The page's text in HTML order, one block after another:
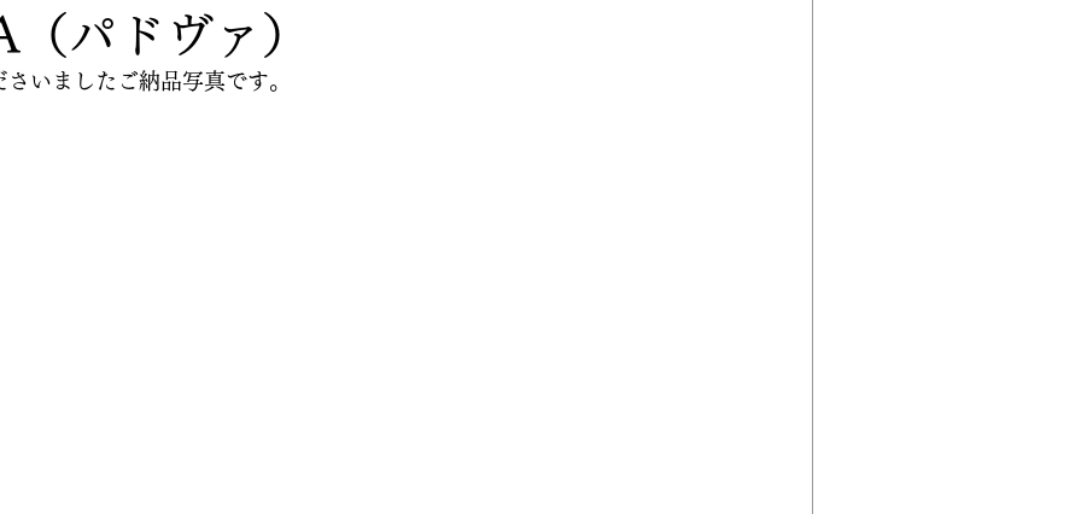
パドヴァ）
いましたご納品写真です。